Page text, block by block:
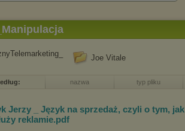
Joe Vitale
nazwa typ pliku
Jerzy _ Język na sprzedaż, czyli o tym, jak
reklamie.pdf